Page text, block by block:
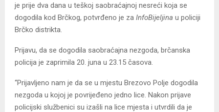
je prije dva dana u teškoj saobraćajnoj nesreći koja se
dogodila kod Brčkog, potvrđeno je za InfoBijeljina u policiji
Brčko distrikta.
Prijavu, da se dogodila saobraćajna nezgoda, brčanska
policija je zaprimila 20. juna u 23.15 časova.
“Prijavljeno nam je da se u mjestu Brezovo Polje dogodila
nezgoda u kojoj je povrijeđeno jedno lice. Nakon prijave
policijski službenici su izašli na lice mjesta i utvrdili da je